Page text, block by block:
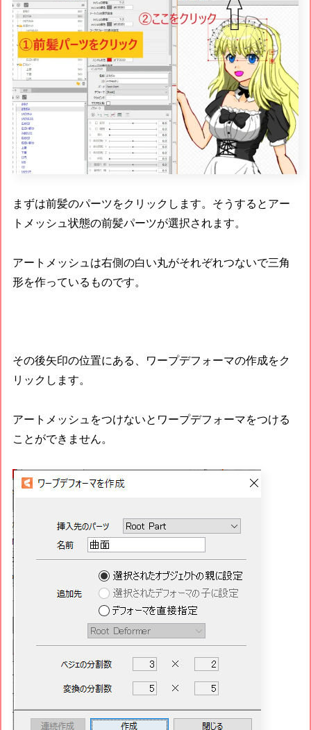
まずは前髪のパーツをクリックします。そうするとアー
トメッシュ状態の前髪パーツが選択されます。
アートメッシュは右側の白い丸がそれぞれつないで三角
形を作っているものです。
その後矢印の位置にある、ワープデフォーマの作成をク
リックします。
アートメッシュをつけないとワープデフォーマをつける
ことができません。